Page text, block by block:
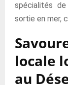
spécialités
sortie en mer,
locale
au